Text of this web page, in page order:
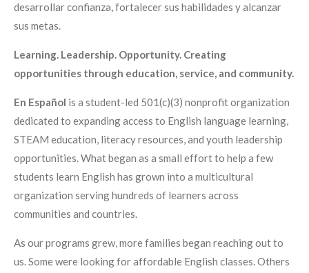
desarrollar confianza, fortalecer sus habilidades y alcanzar
sus metas.
Learning. Leadership. Opportunity. Creating
opportunities through education, service, and community.
En Español is a student-led 501(c)(3) nonprofit organization
dedicated to expanding access to English language learning,
STEAM education, literacy resources, and youth leadership
opportunities.What began as a small effort to help a few
students learn English has grown into a multicultural
organization serving hundreds of learners across
communities and countries.
As our programs grew, more families began reaching out to
us.Some were looking for affordable English classes. Others